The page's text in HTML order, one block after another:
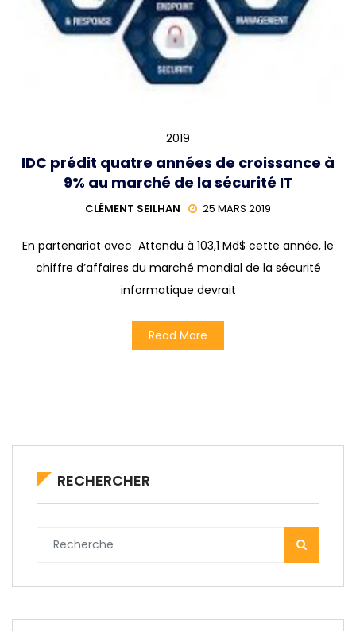
2019
IDC prédit quatre années de croissance à
9% au marché de la sécurité IT
CLÉMENT SEILHAN 25 MARS 2019
En partenariat avec Attendu à 103,1 Md$ cette année, le
chiffre d’affaires du marché mondial de la sécurité
informatique devrait
Read More
RECHERCHER